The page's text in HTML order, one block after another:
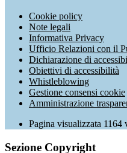
Cookie policy
Note legali
Informativa Privacy
Ufficio Relazioni con il
Dichiarazione di
Obiettivi di accessibilità
Whistleblowing
Gestione consensi cookie
Amministrazione
Pagina visualizzata 1164
Sezione Copyright